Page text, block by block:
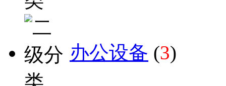
办公设备 (3)